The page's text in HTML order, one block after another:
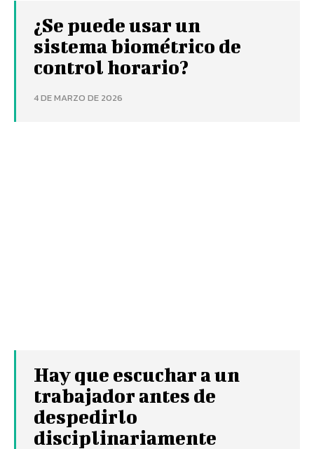
¿Se puede usar un
sistema biométrico de
control horario?
4 DE MARZO DE 2026
Hay que escuchar a un
trabajador antes de
despedirlo
disciplinariamente